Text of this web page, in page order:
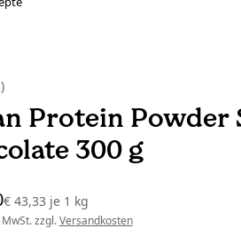
Protein Powder
300 g
€ 43,33 je1 kg
zzgl.Versandkosten